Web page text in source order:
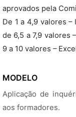
aprovados pela
De 1 a 4,9 valores
de 6,5 a 7,9 valores
9 a 10 valores –
MODELO
Aplicação de
aos formadores.